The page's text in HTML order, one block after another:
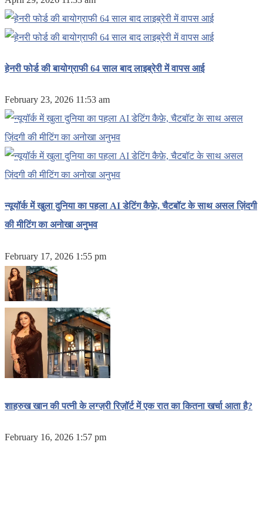
हेनरी फोर्ड की बायोग्राफी 64 साल बाद लाइब्रेरी में वापस आई
February 23, 2026 11:53 am
न्यूयॉर्क में खुला दुनिया का पहला AI डेटिंग कैफ़े, चैटबॉट के साथ असल ज़िंदगी
की मीटिंग का अनोखा अनुभव
February 17, 2026 1:55 pm
शाहरुख खान की पत्नी के लग्ज़री रिज़ॉर्ट में एक रात का कितना खर्चा आता है?
February 16, 2026 1:57 pm